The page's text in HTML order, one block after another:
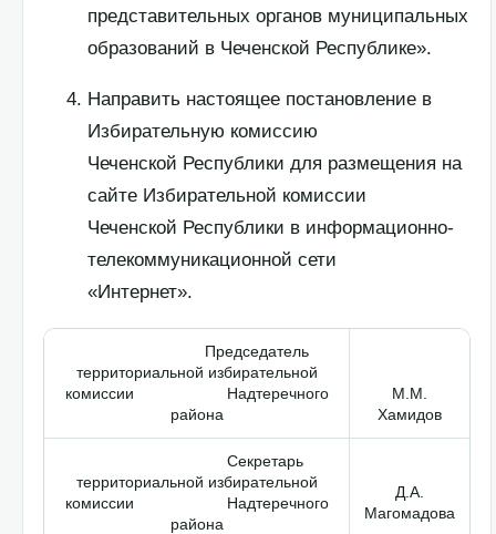
представительных органов муниципальных
образований в Чеченской Республике».
Направить настоящее постановление в
Избирательную комиссию
Чеченской Республики для размещения на
сайте Избирательной комиссии
Чеченской Республики в информационно-
телекоммуникационной сети
«Интернет».
Председатель
территориальной избирательной
комиссии Надтеречного
района
М.М.
Хамидов
Секретарь
территориальной избирательной
комиссии Надтеречного
района
Д.А.
Магомадова